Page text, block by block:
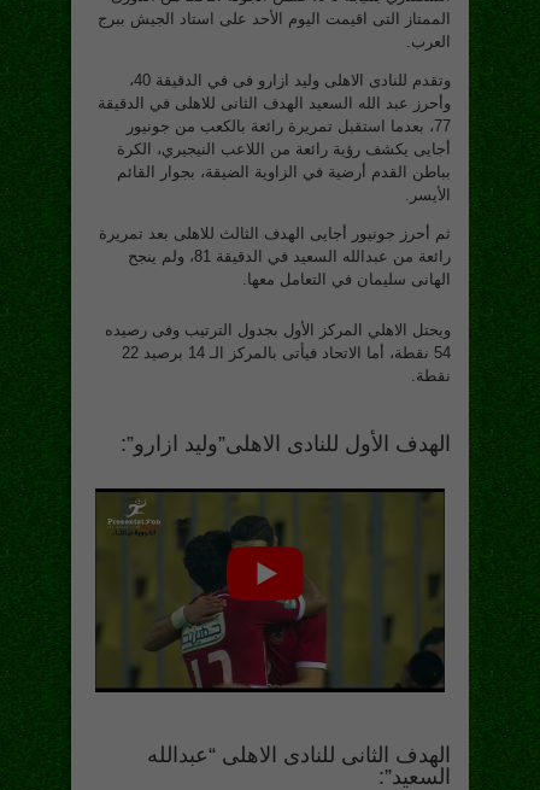
الممتاز التى اقيمت اليوم الأحد على استاد الجيش ببرج
العرب.
وتقدم للنادى الاهلى وليد ازارو فى في الدقيقة 40،
وأحرز عبد الله السعيد الهدف الثانى للاهلى في الدقيقة
77، بعدما استقبل تمريرة رائعة بالكعب من جونيور
أجايى يكشف رؤية رائعة من اللاعب النيجيري، الكرة
بباطن القدم أرضية في الزاوية الضيقة، بجوار القائم
الأيسر.
ثم أحرز جونيور أجايى الهدف الثالث للاهلى بعد تمريرة
رائعة من عبدالله السعيد في الدقيقة 81، ولم ينجح
الهانى سليمان في التعامل معها.
ويحتل الاهلي المركز الأول بجدول الترتيب وفى رصيده
54 نقطة، أما الاتحاد فيأتى بالمركز الـ 14 برصيد 22
نقطة.
الهدف الأول للنادى الاهلى”وليد ازارو”:
الهدف الثانى للنادى الاهلى “عبدالله
السعيد”: